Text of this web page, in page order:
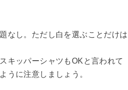
なし。ただし白を選ぶことだけは
キッパーシャツもOKと言われて
うに注意しましょう。